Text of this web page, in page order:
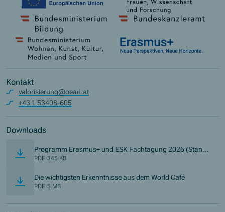
Kontakt
valorisierung@oead.at
+43 1 53408-605
Downloads
Programm Erasmus+ und ESK Fachtagung 2026 (Stand:
21.05.2026)
PDF·345 KB
Die wichtigsten Erkenntnisse aus dem World Café(Opens in
PDF·5 MB